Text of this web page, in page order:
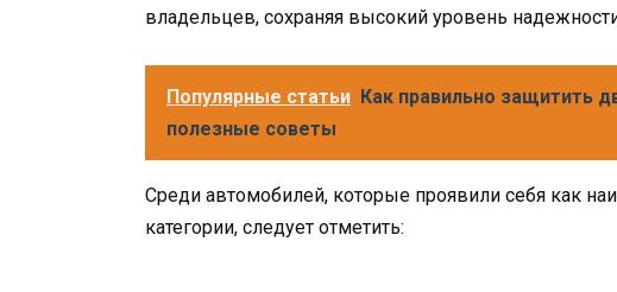
владельцев, сохраняя высокий уровень
Популярные статьи Как правильно защитить
полезные советы
Среди автомобилей, которые проявили себя как
категории, следует отметить: